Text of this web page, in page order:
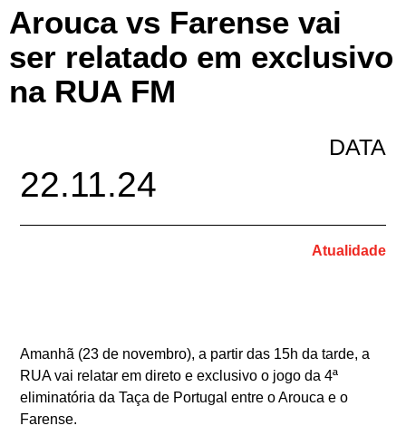
Arouca vs Farense vai
ser relatado em exclusivo
na RUA FM
DATA
22.11.24
Atualidade
Amanhã (23 de novembro), a partir das 15h da tarde, a
RUA vai relatar em direto e exclusivo o jogo da 4ª
eliminatória da Taça de Portugal entre o Arouca e o
Farense.